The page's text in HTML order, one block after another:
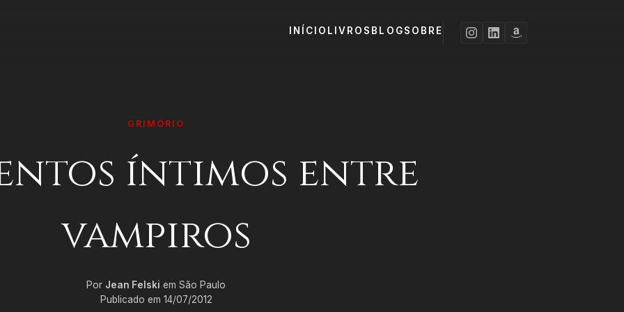
INÍCIO LIVROS BLOGSOBRE
GRIMÓRIO
íntimos entre
vampiros
Por Jean Felski em São Paulo
Publicado em 14/07/2012